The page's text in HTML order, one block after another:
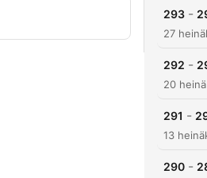
293 -
27
292 -
20
291 -
13
290 -